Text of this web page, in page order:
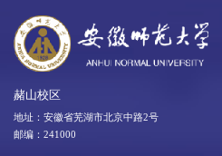
赭山校区
地址：安徽省芜湖市北京中路2号
邮编：241000